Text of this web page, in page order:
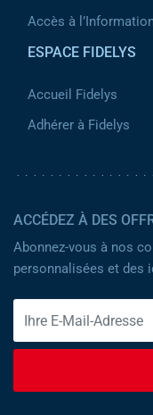
Accès à
ESPACE FIDELYS
Accueil Fidelys
Adhérer à Fidelys
ACCÉDEZ À DES
Abonnez-vous à nos
personnalisées et des